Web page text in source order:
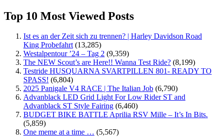
Top 10 Most Viewed Posts
Ist es an der Zeit sich zu trennen? | Harley Davidson Road
King Probefahrt (13,285)
Westalpentour ’24 – Tag 2 (9,359)
The NEW Scout’s are Here!! Wanna Test Ride? (8,199)
Testride HUSQUARNA SVARTPILLEN 801- READY TO
SPASS! (6,804)
2025 Panigale V4 RACE | The Italian Job (6,790)
Advanblack LED Grid Light For Low Rider ST and
Advanblack ST Style Fairing (6,460)
BUDGET BIKE BATTLE Aprilia RSV Mille – It’s In Bits.
(5,859)
One meme at a time … (5,567)